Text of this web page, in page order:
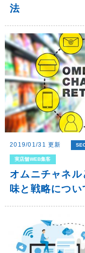
法
2019/01/31 更新
実店舗WEB集客
オムニチャネ
味と戦略につい